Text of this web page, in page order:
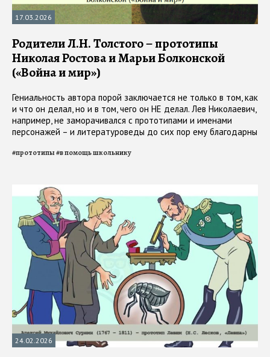
17.03.2026
Родители Л.Н. Толстого – прототипы
Николая Ростова и Марьи Болконской
(«Война и мир»)
Гениальность автора порой заключается не только в том, как
и что он делал, но и в том, чего он НЕ делал. Лев Николаевич,
например, не заморачивался с прототипами и именами
персонажей – и литературоведы до сих пор ему благодарны
#прототипы#в помощь школьнику
24.02.2026